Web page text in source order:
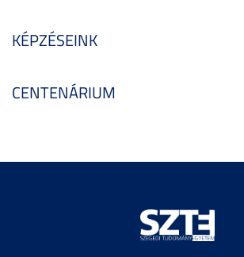
KÉPZÉSEINK
CENTENÁRIUM